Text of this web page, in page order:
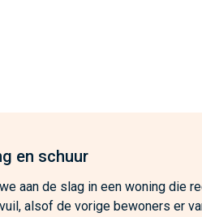
en schuur
aan de slag in een woning die
alsof de vorige bewoners er